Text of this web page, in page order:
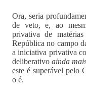
Ora, seria
de veto, e, ao
privativa de
República no campo
a iniciativa privativa
deliberativoainda
este é superável pelo
o é.